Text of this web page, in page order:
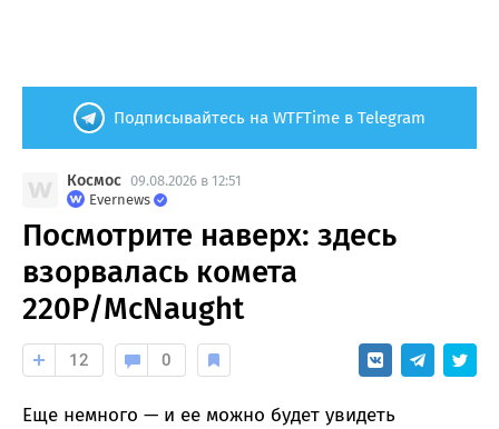
Подписывайтесь на WTFTime в Telegram
Космос 09.08.2026 в 12:51
Evernews
Посмотрите наверх: здесь
взорвалась комета
220P/McNaught
12 0
Еще немного — и ее можно будет увидеть